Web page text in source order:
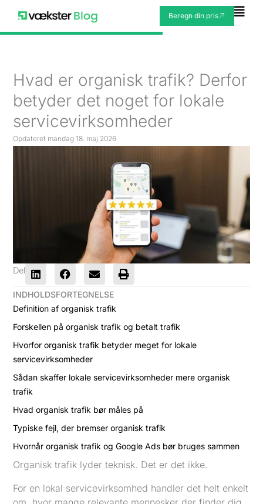
indholdet
Beregn din pris
Hvad er organisk trafik? Derfor
betyder det noget for lokale
servicevirksomheder
Opdateret mandag 18. maj 2026
Del
INDHOLDSFORTEGNELSE
Definition af organisk trafik
Forskellen på organisk trafik og betalt trafik
Hvorfor organisk trafik betyder meget for lokale
servicevirksomheder
Sådan skaffer lokale servicevirksomheder mere organisk
trafik
Hvad organisk trafik bør måles på
Typiske fejl, der bremser organisk trafik
Hvornår organisk trafik og Google Ads bør bruges sammen
Organisk trafik lyder teknisk. Det er det ikke.
For en lokal servicevirksomhed handler det helt enkelt